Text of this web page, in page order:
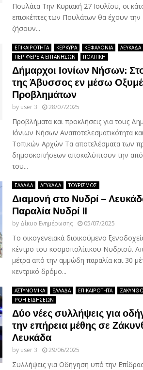
Πουλάτα Την Κυριακή 27 Ιουλίου, οι
επισκέπτες των Πουλάτων θα έχουν την
ζήσουν...
ΕΠΙΚΑΙΡΟΤΗΤΑ ΚΕΡΚΥΡΑ ΚΕΦΑΛΟΝΙΑ
ΛΕΥΚΑΔΑ
ΠΕΡΙΦΕΡΕΙΑ ΕΠΤΑΝΗΣΩΝ
ΠΟΛΙΤΙΚΗ
Δήμαρχοι Ιονίων Νήσων:
της Άβυσσος εν μέσω
Προβλημάτων
by user 3 28/07/2025
Προβλήματα και προκλήσεις για τους
Ιόνιων Νήσων Αναποτελεσματικότητα
Τοπικών Αρχών Τα αποτελέσματα των
δημοσκοπήσεων αποκαλύπτουν την
του...
ΕΛΛΑΔΑ ΛΕΥΚΑΔΑ ΤΟΥΡΙΣΜΟΣ
Διαμονή στο Νυδρί –
Παραλία Νυδρί II
by Δίκυο Ενημέρωσης 05/07/2025
Το οικογενειακά διοικούμενο
κέντρο του κοσμοπολίτικου Νυδριού.
μέτρα από την αμμώδη παραλία και 30
κεντρικό δρόμο...
ΑΣΤΥΝΟΜΙΚΑ ΕΛΛΑΔΑ ΕΠΙΚΑΙΡΟΤΗΤΑ
ΡΟΗ ΕΙΔΗΣΕΩΝ
Δύο νέες συλλήψεις για
την επήρεια μέθης σε
Λευκάδα
by user 3 29/06/2025
Συλλήψεις για Οδήγηση υπό την